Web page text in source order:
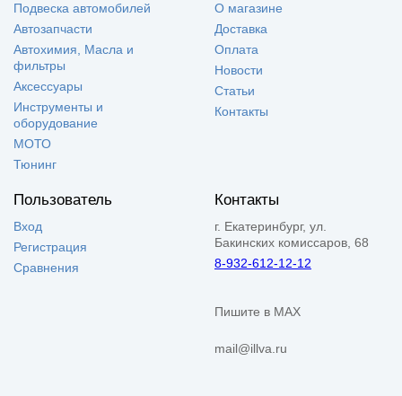
Подвеска автомобилей
Автозапчасти
Автохимия, Масла и
фильтры
Аксессуары
Инструменты и
оборудование
МОТО
Тюнинг
О магазине
Доставка
Оплата
Новости
Статьи
Контакты
Пользователь
Вход
Регистрация
Сравнения
Контакты
г. Екатеринбург, ул.
Бакинских комиссаров, 68
8-932-612-12-12
Пишите в MAX
mail@illva.ru